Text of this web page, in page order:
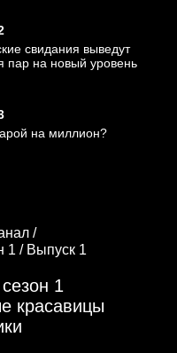
свидания выведут
пар на новый уровень
на миллион?
/
1 / Выпуск 1
1
красавицы